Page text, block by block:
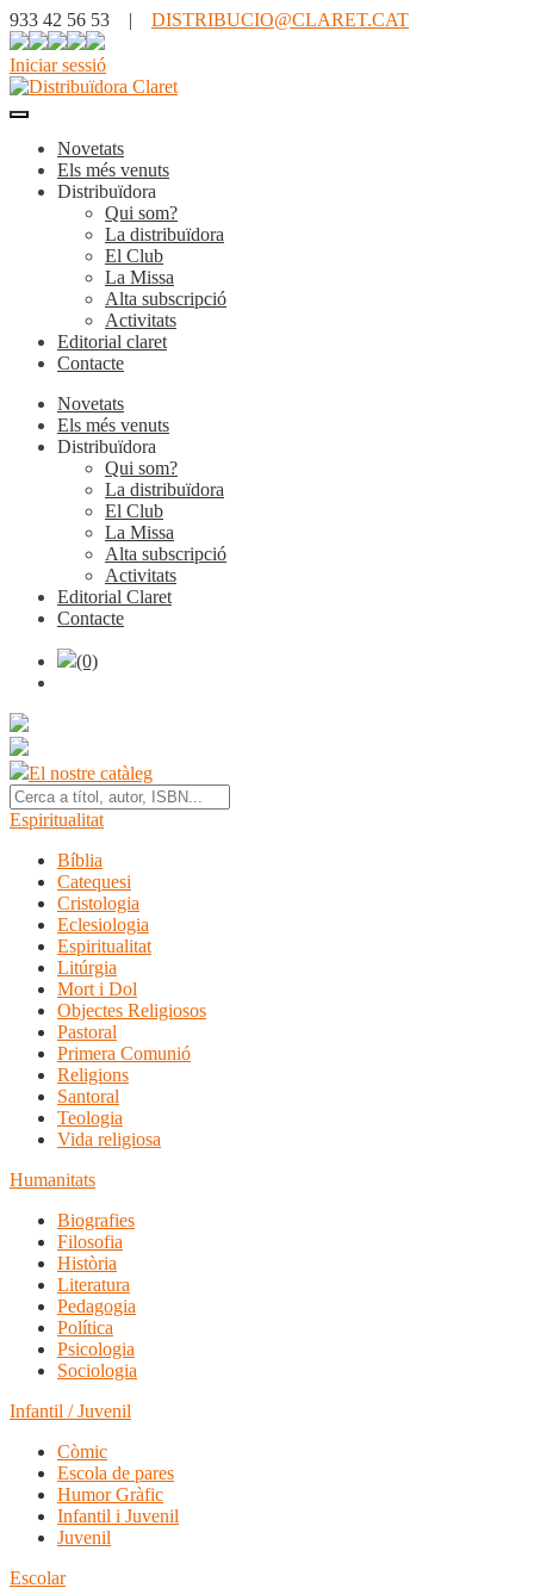
933 42 56 53 | DISTRIBUCIO@CLARET.CAT
Iniciar sessió
Novetats
Els més venuts
Distribuïdora
Qui som?
La distribuïdora
El Club
La Missa
Alta subscripció
Activitats
Editorial claret
Contacte
Novetats
Els més venuts
Distribuïdora
Qui som?
La distribuïdora
El Club
La Missa
Alta subscripció
Activitats
Editorial Claret
Contacte
(0)
El nostre catàleg
Espiritualitat
Bíblia
Catequesi
Cristologia
Eclesiologia
Espiritualitat
Litúrgia
Mort i Dol
Objectes Religiosos
Pastoral
Primera Comunió
Religions
Santoral
Teologia
Vida religiosa
Humanitats
Biografies
Filosofia
Història
Literatura
Pedagogia
Política
Psicologia
Sociologia
Infantil / Juvenil
Còmic
Escola de pares
Humor Gràfic
Infantil i Juvenil
Juvenil
Escolar